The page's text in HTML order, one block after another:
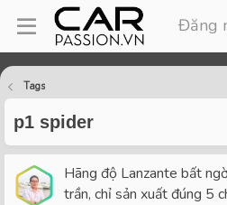
Đăng
Tags
p1 spider
Hãng độ Lanzante bất
trần, chỉ sản xuất đúng 5